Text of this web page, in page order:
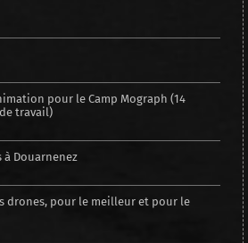
pour le Camp Mograph (14
travail)
à Douarnenez
drones, pour le meilleur et pour le